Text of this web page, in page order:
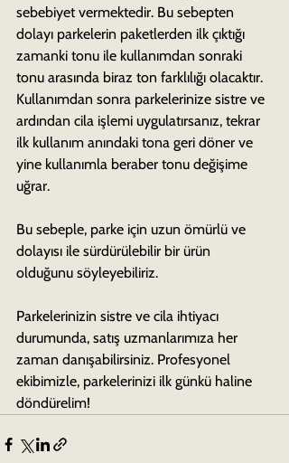
sebebiyet vermektedir. Bu sebepten
dolayı parkelerin paketlerden ilk çıktığı
zamanki tonu ile kullanımdan sonraki
tonu arasında biraz ton farklılığı olacaktır.
Kullanımdan sonra parkelerinize sistre ve
ardından cila işlemi uygulatırsanız, tekrar
ilk kullanım anındaki tona geri döner ve
yine kullanımla beraber tonu değişime
uğrar.
Bu sebeple, parke için uzun ömürlü ve
dolayısı ile sürdürülebilir bir ürün
olduğunu söyleyebiliriz.
Parkelerinizin sistre ve cila ihtiyacı
durumunda, satış uzmanlarımıza her
zaman danışabilirsiniz. Profesyonel
ekibimizle, parkelerinizi ilk günkü haline
döndürelim!